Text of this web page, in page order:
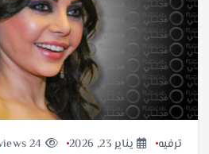
ترفيه يناير 23, 2026 24 views